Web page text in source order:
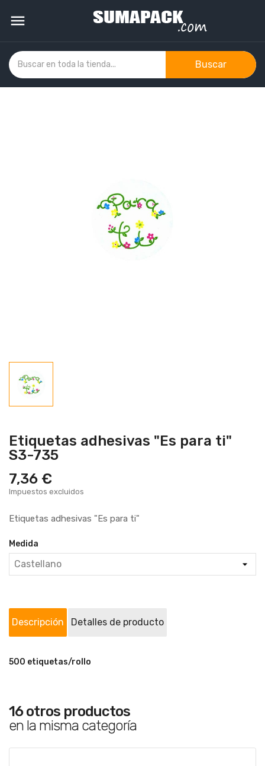

Buscar
Etiquetas adhesivas "Es para ti"
S3-735
7,36 €
Impuestos excluidos
Etiquetas adhesivas "Es para ti"
Medida
Descripción Detalles de producto
500 etiquetas/rollo
16 otros productos
en la misma categoría